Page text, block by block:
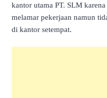
kantor utama PT. SLM
melamar pekerjaan namun
di kantor setempat.